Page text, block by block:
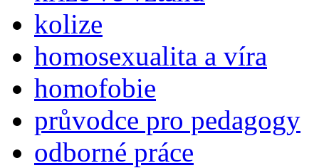
kolize
homosexualita a víra
homofobie
průvodce pro pedagogy
odborné práce